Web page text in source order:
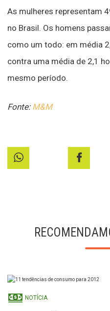
As mulheres representam
no Brasil. Os homens
como um todo: em média
contra uma média de 2,1
mesmo período.
Fonte: M&M
NOTÍCIA